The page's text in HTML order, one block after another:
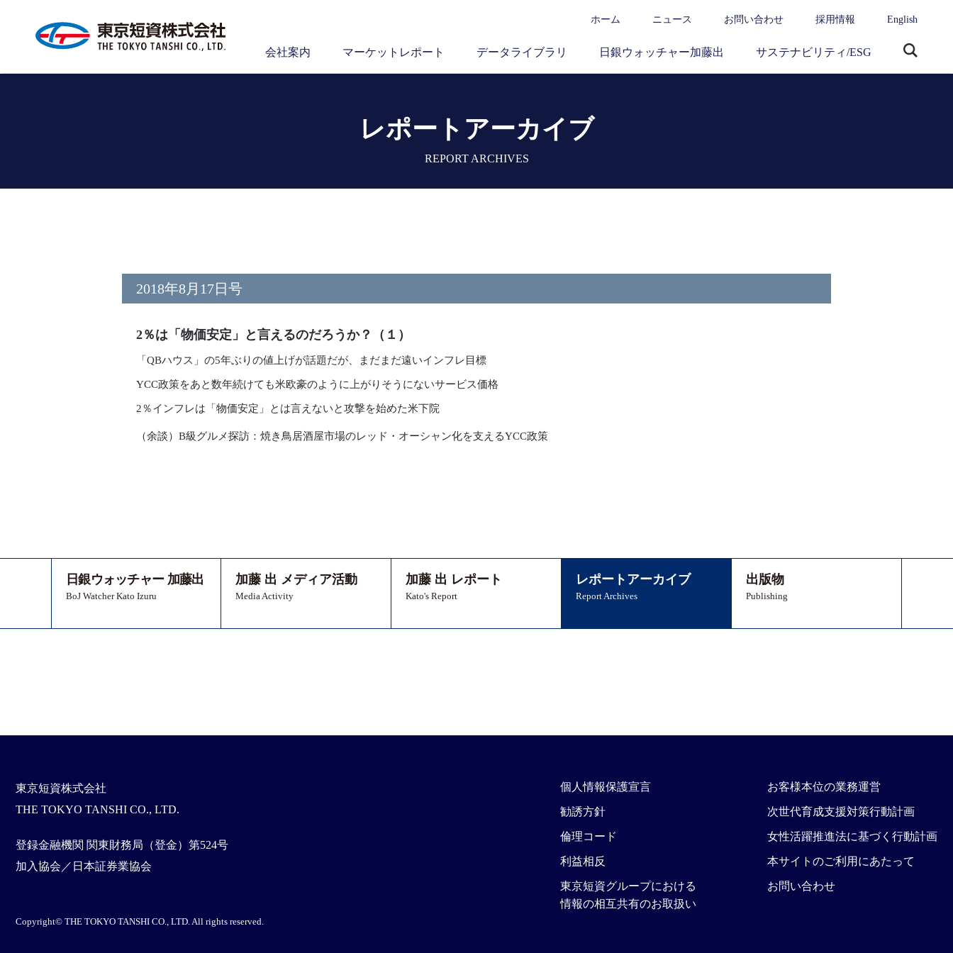
ホーム ニュース お問い合わせ 採用情報 English
会社案内 マーケットレポート データライブラリ 日銀ウォッチャー加藤出 サステナビリティ/ESG
レポートアーカイブ
REPORT ARCHIVES
2018年8月17日号
2％は「物価安定」と言えるのだろうか？（１）
「QBハウス」の5年ぶりの値上げが話題だが、まだまだ遠いインフレ目標
YCC政策をあと数年続けても米欧豪のように上がりそうにないサービス価格
2％インフレは「物価安定」とは言えないと攻撃を始めた米下院
（余談）B級グルメ探訪：焼き鳥居酒屋市場のレッド・オーシャン化を支えるYCC政策
日銀ウォッチャー 加藤出
BoJ Watcher Kato Izuru
加藤 出 メディア活動
Media Activity
加藤 出 レポート
Kato's Report
レポートアーカイブ
Report Archives
出版物
Publishing
東京短資株式会社
THE TOKYO TANSHI CO., LTD.
登録金融機関 関東財務局（登金）第524号
加入協会／日本証券業協会
個人情報保護宣言
勧誘方針
倫理コード
利益相反
東京短資グループにおける
情報の相互共有のお取扱い
お客様本位の業務運営
次世代育成支援対策行動計画
女性活躍推進法に基づく行動計画
本サイトのご利用にあたって
お問い合わせ
Copyright© THE TOKYO TANSHI CO., LTD. All rights reserved.